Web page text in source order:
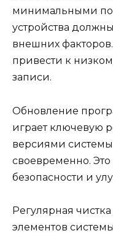
минимальными
устройства
внешних
привести к
записи.
Обновление
играет ключевую
версиями
своевременно.
безопасности и
Регулярная
элементов